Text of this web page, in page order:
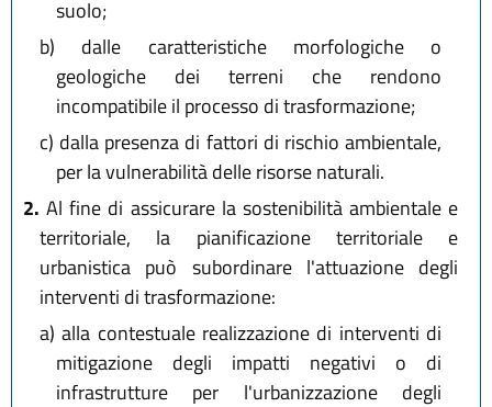
suolo;
b) dalle caratteristiche morfologiche o
geologiche dei terreni che rendono
incompatibile il processo di trasformazione;
c) dalla presenza di fattori di rischio ambientale,
per la vulnerabilità delle risorse naturali.
2. Al fine di assicurare la sostenibilità ambientale e
territoriale, la pianificazione territoriale e
urbanistica può subordinare l'attuazione degli
interventi di trasformazione:
a) alla contestuale realizzazione di interventi di
mitigazione degli impatti negativi o di
infrastrutture per l'urbanizzazione degli